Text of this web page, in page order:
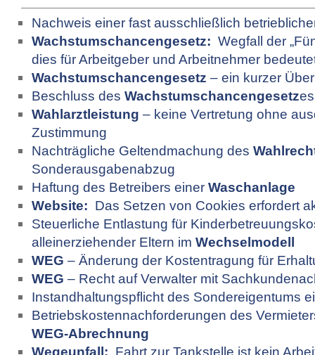
Nachweis einer fast ausschließlich
Wachstumschancengesetz: Wegfall der
dies für Arbeitgeber und Arbeitnehmer
Wachstumschancengesetz – ein kurzer
Beschluss des Wachstumschancengesetzes
Wahlarztleistung – keine Vertretung ohne
Zustimmung
Nachträgliche Geltendmachung des
Sonderausgabenabzug
Haftung des Betreibers einer Waschanlage
Website: Das Setzen von Cookies erfordert
Steuerliche Entlastung für
alleinerziehender Eltern im Wechselmodell
WEG – Änderung der Kostentragung für
WEG – Recht auf Verwalter mit
Instandhaltungspflicht des Sondereigentums
Betriebskostennachforderungen des
WEG-Abrechnung
Wegeunfall: Fahrt zur Tankstelle ist kein